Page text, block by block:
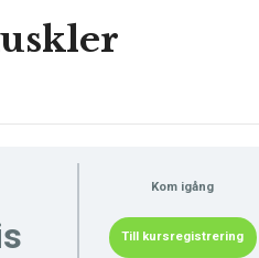
Kom igång
Till kursregistrering